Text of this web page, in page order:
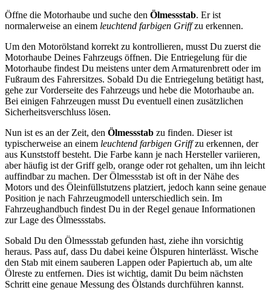
Öffne die Motorhaube und suche den Ölmessstab. Er ist
normalerweise an einem leuchtend farbigen Griffzu erkennen.
Um den Motorölstand korrekt zu kontrollieren, musst Du zuerst die
Motorhaube Deines Fahrzeugs öffnen. Die Entriegelung für die
Motorhaube findest Du meistens unter dem Armaturenbrett oder im
Fußraum des Fahrersitzes. Sobald Du die Entriegelung betätigt hast,
gehe zur Vorderseite des Fahrzeugs und hebe die Motorhaube an.
Bei einigen Fahrzeugen musst Du eventuell einen zusätzlichen
Sicherheitsverschluss lösen.
Nun ist es an der Zeit, den Ölmessstab zu finden. Dieser ist
typischerweise an einem leuchtend farbigen Griffzu erkennen, der
aus Kunststoff besteht. Die Farbe kann je nach Hersteller variieren,
aber häufig ist der Griff gelb, orange oder rot gehalten, um ihn leicht
auffindbar zu machen. Der Ölmessstab ist oft in der Nähe des
Motors und des Öleinfüllstutzens platziert, jedoch kann seine genaue
Position je nach Fahrzeugmodell unterschiedlich sein. Im
Fahrzeughandbuch findest Du in der Regel genaue Informationen
zur Lage des Ölmessstabs.
Sobald Du den Ölmessstab gefunden hast, ziehe ihn vorsichtig
heraus. Pass auf, dass Du dabei keine Ölspuren hinterlässt. Wische
den Stab mit einem sauberen Lappen oder Papiertuch ab, um alte
Ölreste zu entfernen. Dies ist wichtig, damit Du beim nächsten
Schritt eine genaue Messung des Ölstands durchführen kannst.